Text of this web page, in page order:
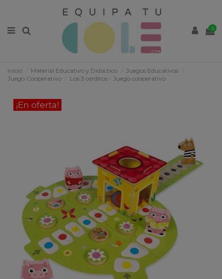
0
Inicio Material Educativo y Didáctico
Juegos Educativos
Juego Cooperativo
Los 3 cerditos - Juego cooperativo
¡En oferta!